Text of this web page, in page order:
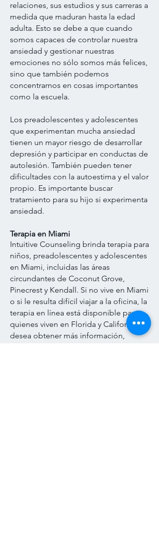
relaciones, sus estudios y sus carreras a
medida que maduran hasta la edad
adulta. Esto se debe a que cuando
somos capaces de controlar nuestra
ansiedad y gestionar nuestras
emociones no sólo somos más felices,
sino que también podemos
concentrarnos en cosas importantes
como la escuela.
Los preadolescentes y adolescentes
que experimentan mucha ansiedad
tienen un mayor riesgo de desarrollar
depresión y participar en conductas de
autolesión. También pueden tener
dificultades con la autoestima y el valor
propio. Es importante buscar
tratamiento para su hijo si experimenta
ansiedad.
Terapia en Miami
Intuitive Counseling brinda terapia para
niños, preadolescentes y adolescentes
en Miami, incluidas las áreas
circundantes de Coconut Grove,
Pinecrest y Kendall. Si no vive en Miami
o si le resulta difícil viajar a la oficina, la
terapia en línea está disponible para
quienes viven en Florida y California. Si
desea obtener más información,